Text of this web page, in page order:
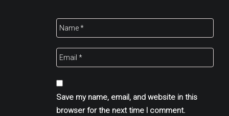
Save my name, email, and website in this
browser for the next time I comment.